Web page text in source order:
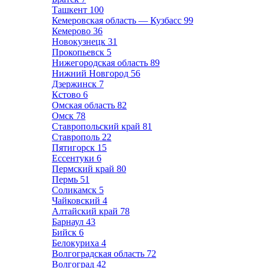
Ташкент 100
Кемеровская область — Кузбасс 99
Кемерово 36
Новокузнецк 31
Прокопьевск 5
Нижегородская область 89
Нижний Новгород 56
Дзержинск 7
Кстово 6
Омская область 82
Омск 78
Ставропольский край 81
Ставрополь 22
Пятигорск 15
Ессентуки 6
Пермский край 80
Пермь 51
Соликамск 5
Чайковский 4
Алтайский край 78
Барнаул 43
Бийск 6
Белокуриха 4
Волгоградская область 72
Волгоград 42